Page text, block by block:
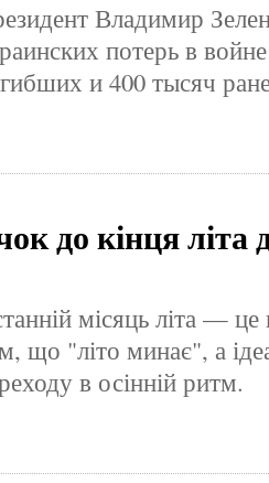
Владимир
потерь в
и 400 тысяч
до кінця
місяць літа — це
що "літо минає", а
в осінній ритм.